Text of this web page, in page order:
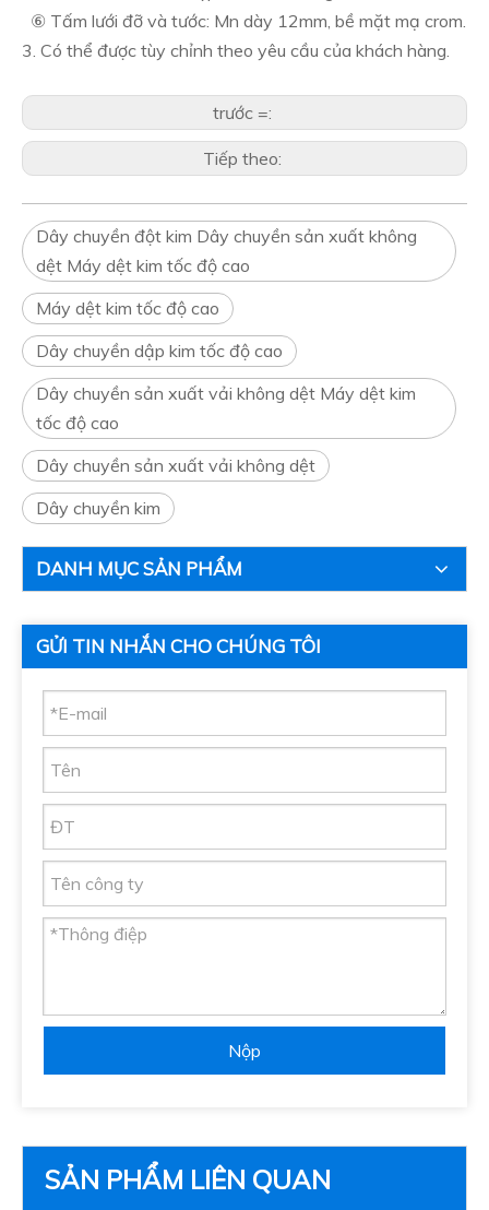
⑥ Tấm lưới đỡ và tước: Mn dày 12mm, bề mặt mạ crom.
3. Có thể được tùy chỉnh theo yêu cầu của khách hàng.
trước =:
Tiếp theo:
Dây chuyền đột kim Dây chuyền sản xuất không
dệt Máy dệt kim tốc độ cao
Máy dệt kim tốc độ cao
Dây chuyền dập kim tốc độ cao
Dây chuyền sản xuất vải không dệt Máy dệt kim
tốc độ cao
Dây chuyền sản xuất vải không dệt
Dây chuyền kim
DANH MỤC SẢN PHẨM
GỬI TIN NHẮN CHO CHÚNG TÔI
Nộp
SẢN PHẨM LIÊN QUAN